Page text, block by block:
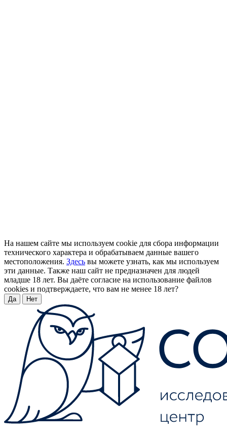
На нашем сайте мы используем cookie для сбора информации
технического характера и обрабатываем данные вашего
местоположения. Здесь вы можете узнать, как мы используем
эти данные. Также наш сайт не предназначен для людей
младше 18 лет. Вы даёте согласие на использование файлов
cookies и подтверждаете, что вам не менее 18 лет?
Да Нет